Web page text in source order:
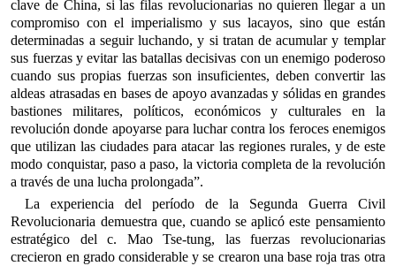
clave de China, si las filas revolucionarias no quieren llegar a un
compromiso con el imperialismo y sus lacayos, sino que están
determinadas a seguir luchando, y si tratan de acumular y templar
sus fuerzas y evitar las batallas decisivas con un enemigo poderoso
cuando sus propias fuerzas son insuficientes, deben convertir las
aldeas atrasadas en bases de apoyo avanzadas y sólidas en grandes
bastiones militares, políticos, económicos y culturales en la
revolución donde apoyarse para luchar contra los feroces enemigos
que utilizan las ciudades para atacar las regiones rurales, y de este
modo conquistar, paso a paso, la victoria completa de la revolución
a través de una lucha prolongada”.
La experiencia del período de la Segunda Guerra Civil
Revolucionaria demuestra que, cuando se aplicó este pensamiento
estratégico del c. Mao Tse-tung, las fuerzas revolucionarias
crecieron en grado considerable y se crearon una base roja tras otra